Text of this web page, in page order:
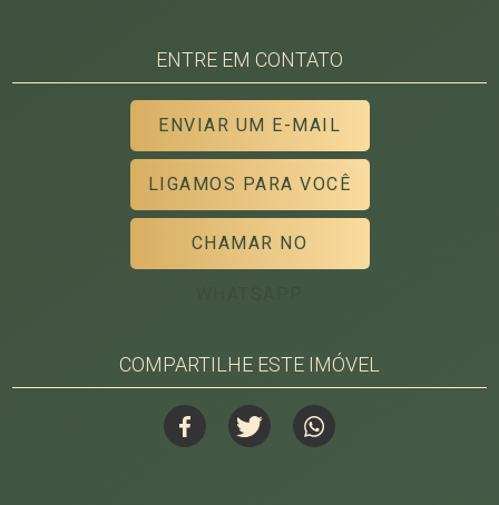
ENTRE EM CONTATO
ENVIAR UM E-MAIL
LIGAMOS PARA VOCÊ
CHAMAR NO
COMPARTILHE ESTE IMÓVEL